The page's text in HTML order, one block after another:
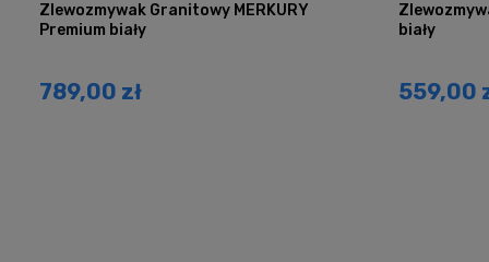
Zlewozmywak Granitowy MERKURY
Premium biały
789,00 zł
biały
559,00